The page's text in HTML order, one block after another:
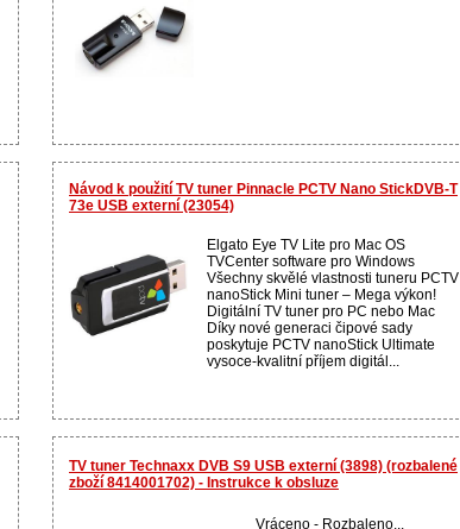
Návod k použití TV tuner Pinnacle PCTV Nano StickDVB-T
73e USB externí (23054)
Elgato Eye TV Lite pro Mac OS
TVCenter software pro Windows
Všechny skvělé vlastnosti tuneru PCTV
nanoStick Mini tuner – Mega výkon!
Digitální TV tuner pro PC nebo Mac
Díky nové generaci čipové sady
poskytuje PCTV nanoStick Ultimate
vysoce-kvalitní příjem digitál...
TV tuner Technaxx DVB S9 USB externí (3898) (rozbalené
zboží 8414001702) - Instrukce k obsluze
Vráceno - Rozbaleno...